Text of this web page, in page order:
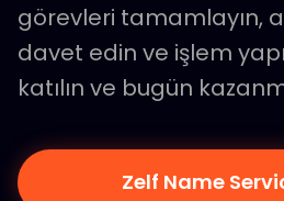
görevleri tamamlayın,
davet edin ve işlem
katılın ve bugün
Zelf Name